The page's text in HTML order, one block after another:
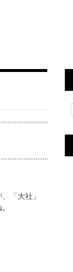
「大社」